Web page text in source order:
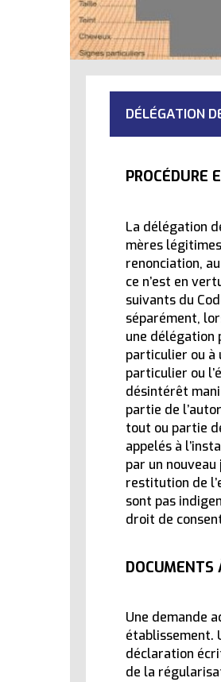
DÉLÉGATION
PROCÉDURE
La délégation
mères
renonciation,
ce n’est en
suivants du
séparément,
une délégation
particulier ou à
particulier ou
désintérêt
partie de
tout ou partie
appelés à
par un
restitution de
sont pas
droit de
DOCUMENTS
Une demande
établissement.
déclaration
de la